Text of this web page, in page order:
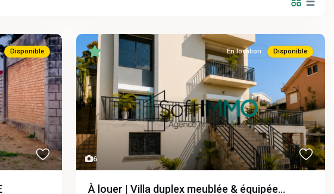
Disponible
6
En location Disponible
À louer | Villa duplex meublée & équipée...